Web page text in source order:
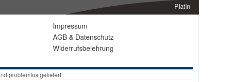
Platin
Impressum
AGB & Datenschutz
Widerrufsbelehrung